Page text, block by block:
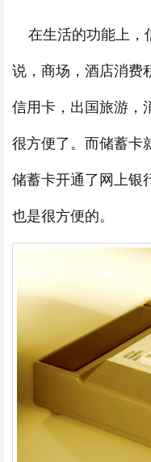
在生活的功能上，
说，商场，酒店消费
信用卡，出国旅游，
很方便了。而储蓄卡
储蓄卡开通了网上银
也是很方便的。